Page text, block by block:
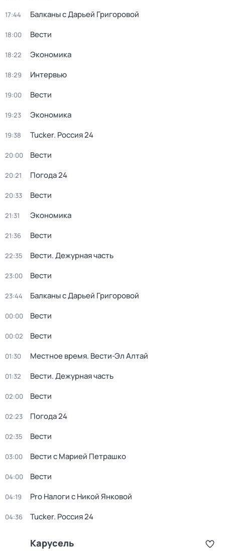
17:44 Балканы с Дарьей Григоровой
18:00 Вести
18:22 Экономика
18:29 Интервью
19:00 Вести
19:23 Экономика
19:38 Tucker. Россия 24
20:00 Вести
20:21 Погода 24
20:33 Вести
21:31 Экономика
21:36 Вести
22:35 Вести. Дежурная часть
23:00 Вести
23:44 Балканы с Дарьей Григоровой
00:00 Вести
00:02 Вести
01:30 Местное время. Вести-Эл Алтай
01:32 Вести. Дежурная часть
02:00 Вести
02:23 Погода 24
02:35 Вести
03:00 Вести с Марией Петрашко
04:00 Вести
04:19 Pro Налоги с Никой Янковой
04:36 Tucker. Россия 24
Карусель